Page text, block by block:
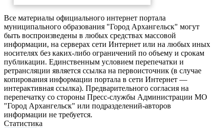
Все материалы официального интернет портала
муниципального образования "Город Архангельск" могут
быть воспроизведены в любых средствах массовой
информации, на серверах сети Интернет или на любых иных
носителях без каких-либо ограничений по объему и срокам
публикации. Единственным условием перепечатки и
ретрансляции является ссылка на первоисточник (в случае
копирования информации портала в сети Интернет —
интерактивная ссылка). Предварительного согласия на
перепечатку со стороны Пресс-службы Администрации МО
"Город Архангельск" или подразделений-авторов
информации не требуется.
Статистика